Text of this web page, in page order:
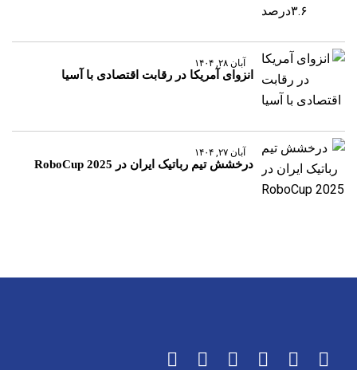
آبان ۲۸, ۱۴۰۴
انزوای آمریکا در رقابت اقتصادی با آسیا
آبان ۲۷, ۱۴۰۴
درخشش تیم رباتیک ایران در RoboCup 2025